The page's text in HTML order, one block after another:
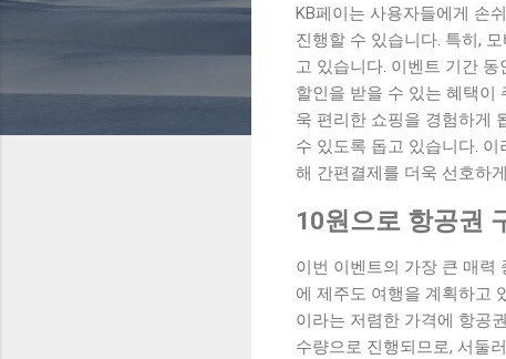
KB페이는 사용자들에게 손
진행할 수 있습니다. 특히,
고 있습니다. 이벤트 기간
할인을 받을 수 있는 혜택이
욱 편리한 쇼핑을 경험하게
수 있도록 돕고 있습니다.
해 간편결제를 더욱 선호하
10원으로 항공권
이번 이벤트의 가장 큰 매력
에 제주도 여행을 계획하고
이라는 저렴한 가격에 항공
수량으로 진행되므로, 서둘